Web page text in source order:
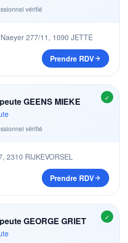
vérifié
277/11 , 1090 JETTE
Prendre RDV
✓
GEENS MIEKE
vérifié
, 2310 RIJKEVORSEL
Prendre RDV
✓
GEORGE GRIET